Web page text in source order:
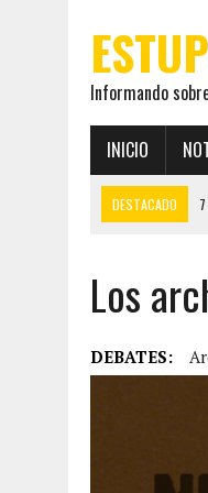
Informando
INICIO
DESTACADO
19 DE MAYO DE
12 DE MAYO DE
28 DE JULIO DE
Los
DEBATES: